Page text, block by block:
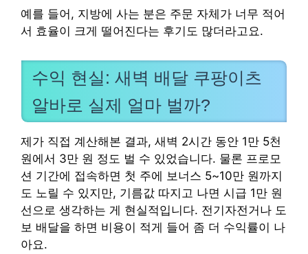
예를 들어, 지방에 사는 분은 주문 자체가 너무 적어
서 효율이 크게 떨어진다는 후기도 많더라고요.
수익 현실: 새벽 배달 쿠팡이츠
알바로 실제 얼마 벌까?
제가 직접 계산해본 결과, 새벽 2시간 동안 1만 5천
원에서 3만 원 정도 벌 수 있었습니다. 물론 프로모
션 기간에 접속하면 첫 주에 보너스 5~10만 원까지
도 노릴 수 있지만, 기름값 따지고 나면 시급 1만 원
선으로 생각하는 게 현실적입니다. 전기자전거나 도
보 배달을 하면 비용이 적게 들어 좀 더 수익률이 나
아요.